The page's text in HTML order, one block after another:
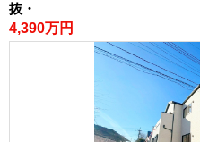
抜・
4,390万円